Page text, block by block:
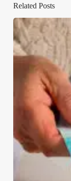
Related Posts